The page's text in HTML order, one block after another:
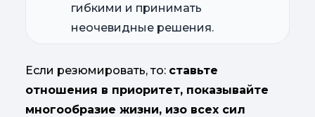
гибкими и принимать
неочевидные решения.
Если резюмировать, то: ставьте
отношения в приоритет, показывайте
многообразие жизни, изо всех сил